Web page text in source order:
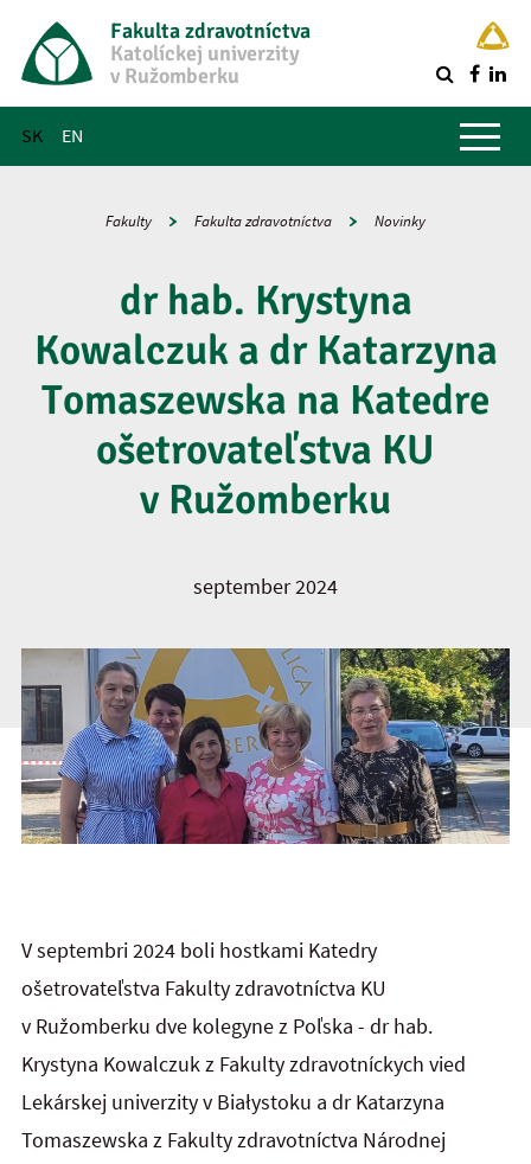
Fakulta zdravotníctva
Katolíckej univerzity
v Ružomberku
SK EN
Hlavné menu
Fakulty Fakulta zdravotníctva Novinky
dr hab. Krystyna
Kowalczuk a dr Katarzyna
Tomaszewska na Katedre
ošetrovateľstva KU
v Ružomberku
september 2024
V septembri 2024 boli hostkami Katedry
ošetrovateľstva Fakulty zdravotníctva KU
v Ružomberku dve kolegyne z Poľska - dr hab.
Krystyna Kowalczuk z Fakulty zdravotníckych vied
Lekárskej univerzity v Białystoku a dr Katarzyna
Tomaszewska z Fakulty zdravotníctva Národnej